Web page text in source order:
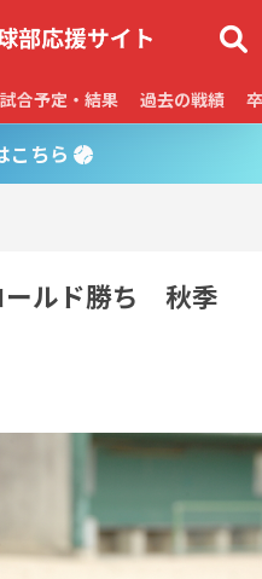
試合予定・結果 過去の戦績
こちら
ールド勝ち 秋季